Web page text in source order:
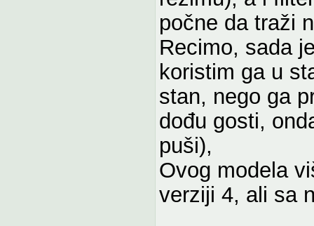
počne da traži
Recimo, sada
koristim ga u
stan, nego ga
dođu gosti,
puši),
Ovog modela
verziji 4, ali sa